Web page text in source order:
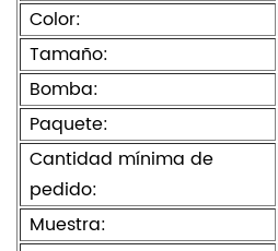
Color:
Tamaño:
Bomba:
Paquete:
Cantidad mínima de
pedido:
Muestra: